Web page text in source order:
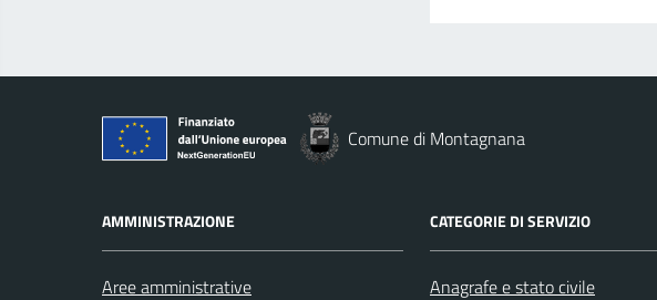
Comune di Montagnana
AMMINISTRAZIONE
Aree amministrative
CATEGORIE DI SERVIZIO
Anagrafe e stato civile